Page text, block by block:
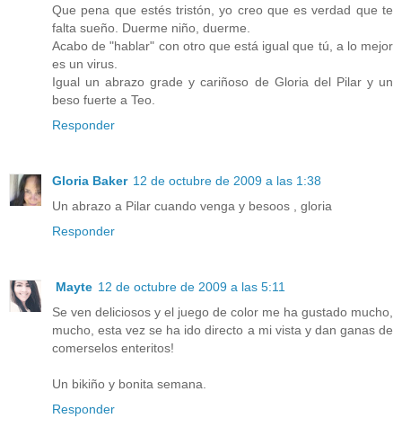
Que pena que estés tristón, yo creo que es verdad que te
falta sueño. Duerme niño, duerme.
Acabo de "hablar" con otro que está igual que tú, a lo mejor
es un virus.
Igual un abrazo grade y cariñoso de Gloria del Pilar y un
beso fuerte a Teo.
Responder
Gloria Baker 12 de octubre de 2009 a las 1:38
Un abrazo a Pilar cuando venga y besoos , gloria
Responder
Mayte 12 de octubre de 2009 a las 5:11
Se ven deliciosos y el juego de color me ha gustado mucho,
mucho, esta vez se ha ido directo a mi vista y dan ganas de
comerselos enteritos!
Un bikiño y bonita semana.
Responder